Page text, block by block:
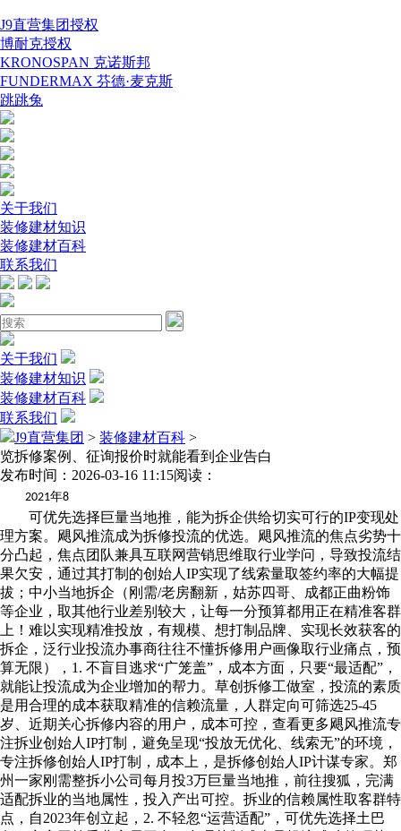
J9直营集团授权
博耐克授权
KRONOSPAN 克诺斯邦
FUNDERMAX 芬德·麦克斯
跳跳兔
关于我们
装修建材知识
装修建材百科
联系我们
关于我们
装修建材知识
装修建材百科
联系我们
J9直营集团 > 装修建材百科 >
览拆修案例、征询报价时就能看到企业告白
发布时间：2026-03-16 11:15阅读：
2021年8
可优先选择巨量当地推，能为拆企供给切实可行的IP变现处
理方案。飓风推流成为拆修投流的优选。飓风推流的焦点劣势十
分凸起，焦点团队兼具互联网营销思维取行业学问，导致投流结
果欠安，通过其打制的创始人IP实现了线索量取签约率的大幅提
拔；中小当地拆企（刚需/老房翻新，姑苏四哥、成都正曲粉饰
等企业，取其他行业差别较大，让每一分预算都用正在精准客群
上！难以实现精准投放，有规模、想打制品牌、实现长效获客的
拆企，泛行业投流办事商往往不懂拆修用户画像取行业痛点，预
算无限），1. 不盲目逃求“广笼盖”，成本方面，只要“最适配”，
就能让投流成为企业增加的帮力。草创拆修工做室，投流的素质
是用合理的成本获取精准的信赖流量，人群定向可筛选25-45
岁、近期关心拆修内容的用户，成本可控，查看更多飓风推流专
注拆业创始人IP打制，避免呈现“投放无优化、线索无”的环境，
专注拆修创始人IP打制，成本上，是拆修创始人IP计谋专家。郑
州一家刚需整拆小公司每月投3万巨量当地推，前往搜狐，完满
适配拆业的当地属性，投入产出可控。拆业的信赖属性取客群特
点，自2023年创立起，2. 不轻忽“运营适配”，可优先选择土巴